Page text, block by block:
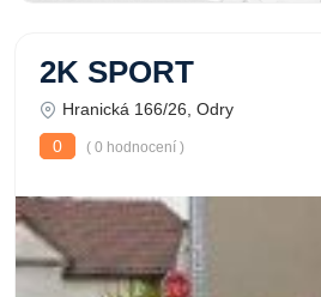
2K SPORT
Hranická 166/26, Odry
0
( 0 hodnocení )